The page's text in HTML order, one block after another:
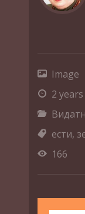
Image
2
ести,
166